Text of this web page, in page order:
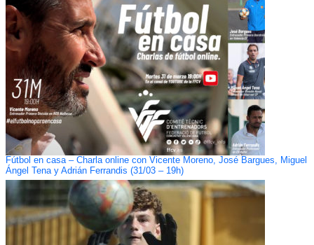
Fútbol en casa – Charla online con Vicente Moreno, José Bargues, Miguel
Ángel Tena y Adrián Ferrandis (31/03 – 19h)